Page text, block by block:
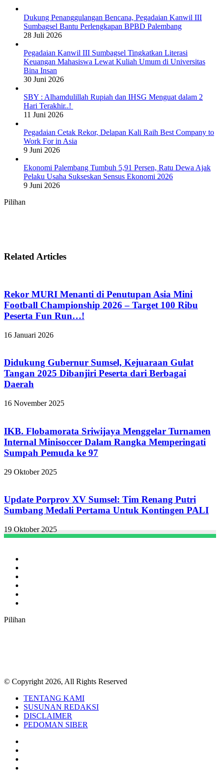
Dukung Penanggulangan Bencana, Pegadaian Kanwil III
Sumbagsel Bantu Perlengkapan BPBD Palembang
28 Juli 2026
Pegadaian Kanwil III Sumbagsel Tingkatkan Literasi
Keuangan Mahasiswa Lewat Kuliah Umum di Universitas
Bina Insan
30 Juni 2026
SBY : Alhamdulillah Rupiah dan IHSG Menguat dalam 2
Hari Terakhir..!
11 Juni 2026
Pegadaian Cetak Rekor, Delapan Kali Raih Best Company to
Work For in Asia
9 Juni 2026
Ekonomi Palembang Tumbuh 5,91 Persen, Ratu Dewa Ajak
Pelaku Usaha Sukseskan Sensus Ekonomi 2026
9 Juni 2026
Pilihan
Related Articles
Rekor MURI Menanti di Penutupan Asia Mini
Football Championship 2026 – Target 100 Ribu
Peserta Fun Run…!
16 Januari 2026
Didukung Gubernur Sumsel, Kejuaraan Gulat
Tangan 2025 Dibanjiri Peserta dari Berbagai
Daerah
16 November 2025
IKB. Flobamorata Sriwijaya Menggelar Turnamen
Internal Minisoccer Dalam Rangka Memperingati
Sumpah Pemuda ke 97
29 Oktober 2025
Update Porprov XV Sumsel: Tim Renang Putri
Sumbang Medali Pertama Untuk Kontingen PALI
19 Oktober 2025
Pilihan
© Copyright 2026, All Rights Reserved
TENTANG KAMI
SUSUNAN REDAKSI
DISCLAIMER
PEDOMAN SIBER